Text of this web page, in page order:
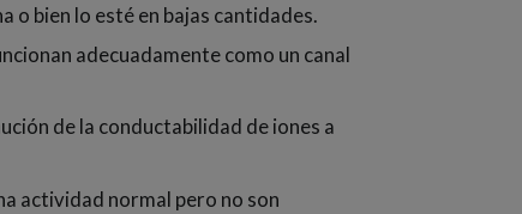
o bien lo esté en bajas cantidades.
adecuadamente como un canal
de la conductabilidad de iones a
actividad normal pero no son